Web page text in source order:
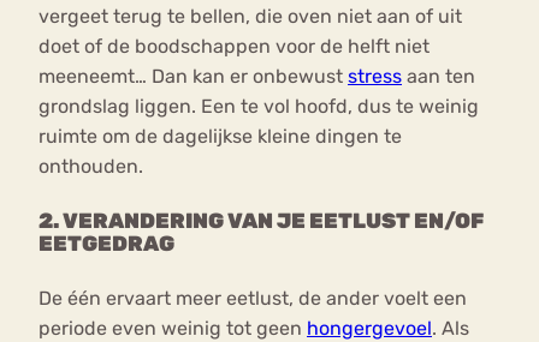
vergeet terug te bellen, die oven niet aan of uit
doet of de boodschappen voor de helft niet
meeneemt… Dan kan er onbewust stress aan ten
grondslag liggen. Een te vol hoofd, dus te weinig
ruimte om de dagelijkse kleine dingen te
onthouden.
2. VERANDERING VAN JE EETLUST EN/OF
EETGEDRAG
De één ervaart meer eetlust, de ander voelt een
periode even weinig tot geen hongergevoel. Als